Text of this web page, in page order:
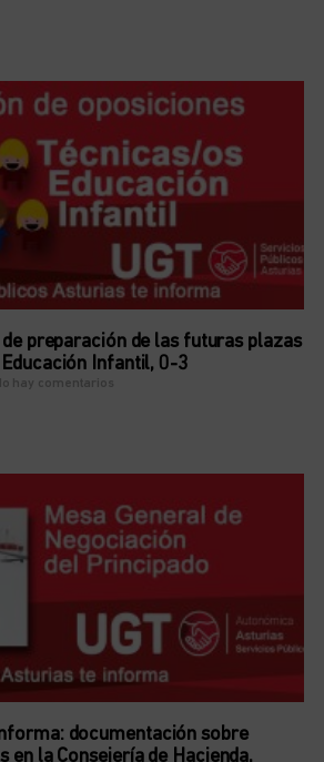
preparación de las futuras plazas
Infantil, 0-3
hay comentarios
documentación sobre
en la Consejería de Hacienda,